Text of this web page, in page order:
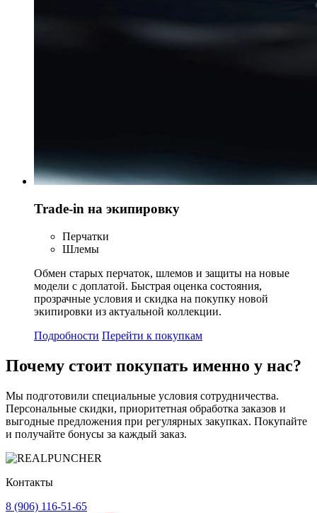
Trade-in на экипировку
Перчатки
Шлемы
Обмен старых перчаток, шлемов и защиты на новые
модели с доплатой. Быстрая оценка состояния,
прозрачные условия и скидка на покупку новой
экипировки из актуальной коллекции.
Подробности Перейти к покупкам
Почему стоит покупать именно у нас?
Мы подготовили специальные условия сотрудничества.
Персональные скидки, приоритетная обработка заказов и
выгодные предложения при регулярных закупках. Покупайте
и получайте бонусы за каждый заказ.
Контакты
8 (906) 116-51-65